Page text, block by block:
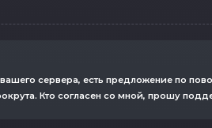
сервера, есть предложение по
Кто согласен со мной, прошу